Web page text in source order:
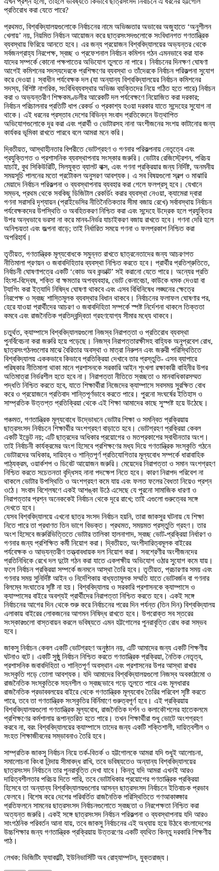
প্রতিরোধ করা যেতে পারে?
প্রথমত, বিশ্ববিদ্যালয়গুলোকে নির্বাচনের নামে অভিজ্ঞতার অভাবের অজুহাতে ‘অনুশীলন
খেলায়’ নয়, নিয়মিত নির্বাচন আয়োজন করে ছাত্রসংসদগুলোকে সংবিধানগত গণতান্ত্রিক
ব্যবস্থায় ফিরিয়ে আনতে হবে। এর জন্য প্রয়োজন বিশ্ববিদ্যালয়ের অভ্যন্তর থেকে
সর্বজনগ্রাহ্য নিরপেক্ষ, স্বচ্ছ ও প্রফেশনাল নির্বাচন কমিশন গঠন এমনভাবে করা যাক
যাদের সম্পর্কে কোনো পক্ষপাতের অভিযোগ তুলতে না পারে। নির্বাচনের দিনক্ষণ ঘোষণা
আগেই কমিশনের সদস্যদেরকে প্রশিক্ষণের ব্যবস্থা ও তাঁদেরকে নির্বাচন পরিকল্পনা সুযোগ
করে দেওয়া। স্বাধীন পর্যবেক্ষক দল (যা অন্যান্য বিশ্ববিদ্যালয়ের নির্বাচন কমিশনের
সদস্য, বিশিষ্ট নাগরিক, সংবিধিব্যবস্থার অভিজ্ঞ ব্যক্তিদের নিয়ে গঠিত হতে পারে) নির্বাচন
করা ও অভ্যন্তরীণ শিক্ষকমণ্ডলীর আরেকটি দল পর্যবেক্ষণে নিয়োজিত করা দরকার;
নির্বাচন পরিচালনার প্রতিটি ধাপ রেকর্ড ও প্রকাশ্য হওয়া দরকার যাতে সন্দেহের সুযোগ না
থাকে। এই ধরনের প্রস্তাব দেশের বিভিন্ন সংবাদ প্রতিবেদনে উত্থাপিত
অভিযোগগুলোকে দূর করা এবং প্রার্থী ও ভোটারসহ নানা অংশীজনের সংশয় কাটানোর জন্য
কার্যকর ভূমিকা রাখতে পারবে বলে আমরা মনে করি।
দ্বিতীয়ত, আস্থাহীনতার বিপরীতে ভোটগ্রহণ ও গণনার পরিকল্পনায় নেতৃত্বে এবং
প্রযুক্তিগত ও প্রশাসনিক ব্যবস্থাপনায় সংস্কার জরুরি। ভোটার রেজিস্ট্রেশন, পরিচয়
যাচাই, বুথ সিকিউরিটি, সিলযুক্ত ব্যালট বাক্স, এবং গণনা প্রক্রিয়ার জন্য নির্দিষ্ট, অনমনীয়
সময়সূচি পালনের মতো প্রটোকল অনুসরণ আবশ্যক। এ সব বিষয়গুলো স্বল্প ও মাঝারি
মেয়াদে নির্বাচন পরিকল্পনা ও ব্যবস্থাপনায় ব্যবহার করা গেলে ফলপ্রসূ হবে। যেখানে
সম্ভব, প্রথম থেকে সবকিছু ডিজিটাল রেকর্ডিং করার ব্যবস্থা নেওয়া, ক্যামেরা দ্বারা
গণনা সরাসরি দৃশ্যায়ন (প্রাইভেসির নীতিনৈতিকতার সীমা বজায় রেখে) সর্বাবস্থায় নির্বাচন
পর্যবেক্ষকদের উপস্থিতি ও অবহিতকরণ নিশ্চিত করা এবং সন্দেহে উদ্রেক হলে প্রযুক্তির
উপর অন্ধভাবে ভরসা না করে মানব-নির্ভর যাচাইকরণ বজায় রাখতে হবে। গণনা দেরি হলে
অনিশ্চয়তা এবং জল্পনা বাড়ে; তাই নির্ধারিত সময়ে গণনা ও ফলপ্রকাশ নিশ্চিত করা
অপরিহার্য।
তৃতীয়ত, গণতান্ত্রিক মূল্যবোধকে সমুন্নত রাখতে ছাত্রনেতাদের জন্য আচরণগত
নীতিমালা প্রণয়ন ও জবাবদিহিতার ব্যবস্থা নিশ্চিত করতে হবে। প্রার্থীর প্রতিশ্রুতিতে,
নির্বাচনী ঘোষণাপত্রে একটি ‘কোড অব কন্ডাক্ট’ সই করানো যেতে পারে। অন্যের প্রতি
হিংসা-বিদ্বেষ, শক্তি বা ক্ষমতার অপব্যবহার, ভোট কেনাবেচা, কাউকে ধমক দেওয়া বা
ট্যাগিং করা ইত্যাদি নিষিদ্ধ ঘোষণা থাকবে এবং এসব বিধিনিষেধ লঙ্ঘনের ক্ষেত্রে
নিরপেক্ষ ও স্বচ্ছ শাস্তিমূলক ব্যবস্থার বিধান থাকবে। নির্বাচনের ফলাফল ঘোষণার পর,
হেরে যাওয়া প্রার্থীদের আচরণ ও জবাবদিহিতা সম্পর্কে স্পষ্ট নির্দেশনা থাকলে তিক্ততা
কমবে এবং রাজনৈতিক প্রতিদ্বন্দ্বিতা গ্রহণযোগ্য সীমার মধ্যে থাকবে।
চতুর্থত, ক্যাম্পাসে বিশ্ববিদ্যালয়গুলো নিজস্ব নিরাপত্তা ও প্রতিরোধ ব্যবস্থা
পুনর্বিবেচনা করা জরুরি হয়ে পড়েছে। নিজস্ব নিরাপত্তারক্ষীসহ বাহ্যিক অনুপ্রবেশ রোধ,
ছাত্রসংগঠনগুলোর মাঝে বৈরিতার অবস্থা ও মাত্রা নিরুপন এবং জরুরী পরিস্থিতিতে
বিশ্ববিদ্যালয় এককভাবে কিভাবে প্রতিক্রিয়া দেখাবে তার প্রস্তুতি- এসব ব্যাপারে
পরিষ্কার নীতিমালা থাকা মানে প্রশাসনকে সরকারি আইন শৃংখলা রক্ষাকারী বাহিনীর উপর
অতিমাত্রা নির্ভরশীল হতে হবে না। নিরাপত্তা নীতিতে স্বচ্ছতা ও মানবাধিকারসম্মত
পদ্ধতি নিশ্চিত করতে হবে, যাতে শিক্ষার্থীরা নিজেদের ক্যাম্পাসে সবসময় সুরক্ষিত বোধ
করে ও প্রয়োজনে প্রতিবাদ শান্তিপূর্ণভাবে করতে পারে। পুরনো সংঘর্ষের ইতিহাস ও
সাম্প্রতিক উত্তপ্ত প্রতিক্রিয়া থেকে এই শিক্ষা আমাদের কাছে সুস্পষ্ট হয়ে উঠেছে।
পঞ্চমত, গণতান্ত্রিক মূল্যবোধে উদ্ভোধনে ভোটার শিক্ষা ও সমন্বিত প্রক্রিয়ায়
ছাত্রসংসদ নির্বাচনে শিক্ষার্থীর অংশগ্রহণ বাড়াতে হবে। ভোটগ্রহণ প্রক্রিয়া কেবল
একটি ইভেন্ট নয়; এটি ছাত্রদের অধিকার প্রয়োগের ও মতপ্রকাশের স্বাধীনতার অংশ।
তাই নির্বাচনী কার্যক্রমের অংশ হিসেবে প্রশিক্ষণের মধ্য দিয়ে গণতান্ত্রিক সংস্কৃতি গঠনে
ভোটারদের অধিকার, দায়িত্ব ও শান্তিপূর্ণ প্রতিযোগিতার মূল্যবোধ সম্পর্কে ধারাবাহিক
পাঠ্যক্রম, ওয়ার্কশপ ও ডিবেট আয়োজন জরুরি। মেয়েদের নিরাপত্তা ও সমান অংশগ্রহণ
নিশ্চিত করতে সচেতনতা বৃদ্ধিসহ নানা পদক্ষেপ নিতে হবে। কারণ নিরাপদ পরিবেশ না
থাকলে ভোটার উপস্থিতি ও অংশগ্রহণ কমে যায় এবং ফলত ফলের বৈধতা নিয়েও প্রশ্ন
ওঠে। সংবাদ বিশ্লেষণে একই আশঙ্কা উঠে এসেছে যে পুরনো সামাজিক ধারণা ও
নিরাপত্তার প্রশ্ন অনেককেই নির্বাচন থেকে দূরে রাখে; তাই এগুলো গুরুত্বের সঙ্গে
দেখতে হবে।
যেসব বিশ্ববিদ্যালয়ে এখনো ছাত্র সংসদ নির্বাচন হয়নি, তারা জাকসুর ঘটনায় যে শিক্ষা
নিতে পারে তা প্রধাণত তিন ভাগে বিভক্ত। প্রথমত, সময়মত প্রস্তুতি গ্রহণ। তার
অংশ হিসেবে জরুরিভিত্তিতে ভোটার তালিকা হালনাগাদ, স্বচ্ছ ভোট-প্রক্রিয়া নির্ধারণ ও
গণনার জন্য প্রশিক্ষিত কর্মী নিয়োগ করা। দ্বিতীয়ত, অংশীদারিত্বমূলক বাইরের
পর্যবেক্ষক ও আভ্যন্তরীণ তত্ত্বাবধায়ক দল নিয়োগ করা। সবশ্রেণীর অংশীজনদের
প্রতিনিধিকে রেখে দল দুটো গঠন করা যাতে একপক্ষীয় অভিযোগ ওঠার সুযোগ কমে যায়।
ফলে নির্বাচন প্রক্রিয়া সম্পর্কে জনমনে আস্থা তৈরি হবে। তৃতীয়ত, প্রচারণার সময় এবং
গণনার সময় সুনির্দিষ্ট আইন ও নির্দেশিকায় বাধ্যতামূলক সম্মতি যাতে ভোটবর্জন বা গণনার
বিলম্বে সংঘাতের সৃষ্টি না হয়। বিশ্ববিদ্যালয় ও সরকারি প্রশাসনকে ক্যাম্পাসে ও
ক্যাম্পাসের বাইরে অবশ্যই প্রার্থীদের নিরাপত্তা নিশ্চিত করতে হবে। একই সঙ্গে
নির্বাচনের আগের দিন থেকে শুরু করে নির্বাচনের পরের দিন পর্যন্ত (তিন দিন) বিশ্ববিদ্যালয়
এলাকায় বাইরের লোকজনের আগমন নিষিদ্ধ রাখতে হবে। উপরোক্ত সব স্তরের
সংস্কারগুলো বাস্তবায়ন করলে ভবিষ্যতে এমন হট্টগোলের পুনরাবৃত্তি রোধ করা সম্ভব
হবে।
জাকসু নির্বাচন কেবল একটি ভোটগ্রহণ অনুষ্ঠান নয়, এটি আমাদের জন্য একটি শিক্ষণীয়
ঘটনাও বটে। একটি সুষ্ঠু নির্বাচন নিশ্চিত করতে গণতান্ত্রিক প্রক্রিয়া, নৈতিক নেতৃত্ব,
প্রশাসনিক জবাবদিহিতা ও শান্তিপূর্ণ অবস্থান এবং প্রশাসনের উপর আস্থা রাখার
সংস্কৃতি গড়ে তোলা আবশ্যক। যদি আমাদের বিশ্ববিদ্যালয়গুলো নিজস্ব অবকাঠামো ও
রাজনৈতিক সংস্কৃতিকে সহনশীল ও স্বচ্ছভাবে গড়ে তুলতে পারে এবং মূলধারার
রাজনৈতিক প্রভাববলয়ের বাইরে থেকে গণতান্ত্রিক মূল্যবোধ তৈরির পরিবেশ সৃষ্টি করতে
পারে, তবে তা গণতান্ত্রিক সংস্কৃতির বির্নিমাণে গুরুত্বপূর্ণ হবে। এই প্রক্রিয়ায়
বিশ্ববিদ্যালয়গুলো গণতান্ত্রিক মূল্যবোধ, রাজনৈতিক দর্শন ও কলাকৌশলের হাতেকলমে
প্রশিক্ষণের কর্মশালায় রূপান্তরিত হতে পারে। তখন শিক্ষার্থীরা শুধু ভোটে অংশগ্রহণ
করবে না, বরং বিশ্ববিদ্যালয়ের ক্যাম্পাসে তাদের জন্য একটি শক্তিশালী, দায়িত্বশীল ও
সংহত শিক্ষাজীবনের সম্ভাবনাও তৈরি হবে।
সাম্প্রতিক জাকসু নির্বাচন নিয়ে তর্ক-বিতর্ক ও হট্টগোলকে আমরা যদি শুধুই আলোচনা,
সমালোচনা কিংবা নিন্দায় সীমাবদ্ধ রাখি, তবে ভবিষ্যতেও অন্যান্য বিশ্ববিদ্যালয়ের
ছাত্রসংসদ নির্বাচনে তার পুনরাবৃত্তি দেখা যাবে। কিন্তু যদি আমরা এখনই আরও
দায়িত্বশীলতার পরিচয় দিতে পারি, তবে ভোটাধিকার প্রয়োগের গণতান্ত্রিক প্রক্রিয়া
হিসেবে তা অন্যান্য বিশ্ববিদ্যালয়গুলোর আসন্ন ছাত্রসংসদ নির্বাচনে ইতিবাচক প্রভাব
ফেলবে। বিশেষ করে দেশের পরিবর্তিত রাজনৈতিক পরিস্থিতিতে গণআকাঙ্ক্ষার
প্রতিফলনে সামনের ছাত্রসংসদ নির্বাচনগুলোতে স্বচ্ছতা ও নিরপেক্ষতা নিশ্চিত করা
অত্যন্ত জরুরি। একই সঙ্গে ছাত্রসংসদ নির্বাচন পরিকল্পনা ও ব্যবস্থাপনায় যদি আরও
সাংগঠনিক পরিবর্তন আনা যায়, তবে জাকসু নির্বাচনের এই অধ্যায় হয়ে উঠবে বাংলাদেশের
উচ্চশিক্ষার জন্য গণতান্ত্রিক প্রক্রিয়ায় উত্তরণের একটি ব্যথিত কিন্তু দরকারি শিক্ষণীয়
পাঠ।
লেখক: ভিজিটিং ফ্যাকাল্টি, ইউনিভার্সিটি অব রোহ্যাম্পটন, যুক্তরাজ্য।